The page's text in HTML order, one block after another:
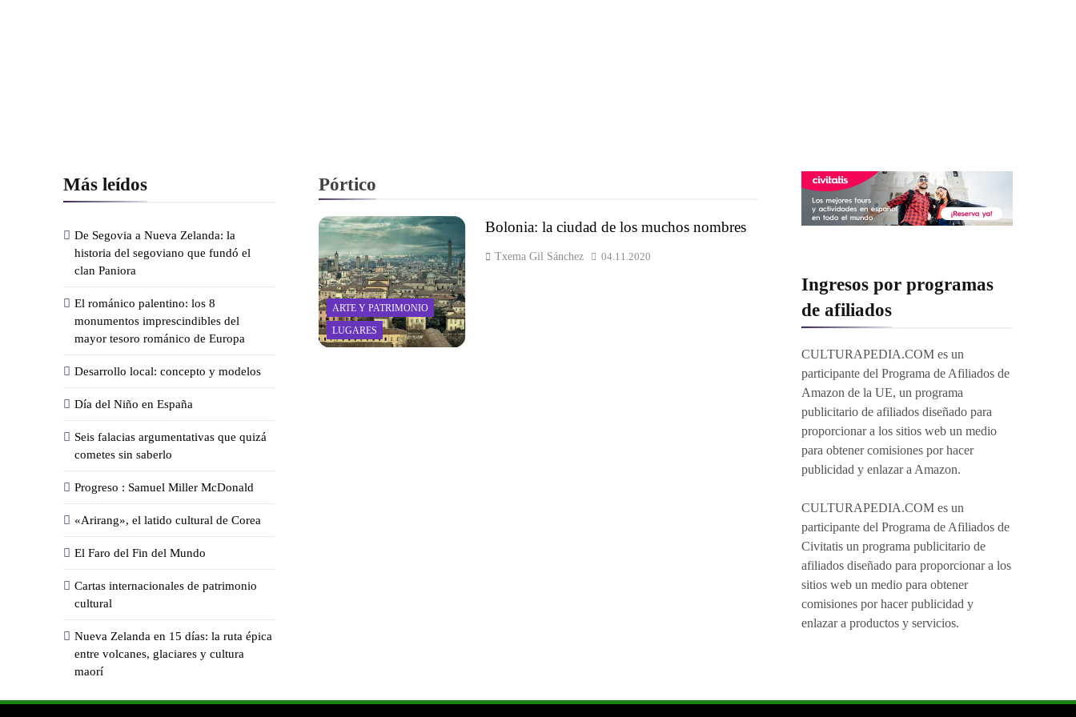
Más leídos
De Segovia a Nueva Zelanda: la
historia del segoviano que fundó el
clan Paniora
El románico palentino: los 8
monumentos imprescindibles del
mayor tesoro románico de Europa
Desarrollo local: concepto y modelos
Día del Niño en España
Seis falacias argumentativas que quizá
cometes sin saberlo
Progreso : Samuel Miller McDonald
«Arirang», el latido cultural de Corea
El Faro del Fin del Mundo
Cartas internacionales de patrimonio
cultural
Nueva Zelanda en 15 días: la ruta épica
entre volcanes, glaciares y cultura
maorí
Pórtico
ARTE Y PATRIMONIO
LUGARES
Bolonia: la ciudad de los muchos nombres
Txema Gil Sánchez 04.11.2020
Ingresos por programas
de afiliados
CULTURAPEDIA.COM es un
participante del Programa de Afiliados de
Amazon de la UE, un programa
publicitario de afiliados diseñado para
proporcionar a los sitios web un medio
para obtener comisiones por hacer
publicidad y enlazar a Amazon.
CULTURAPEDIA.COM es un
participante del Programa de Afiliados de
Civitatis un programa publicitario de
afiliados diseñado para proporcionar a los
sitios web un medio para obtener
comisiones por hacer publicidad y
enlazar a productos y servicios.